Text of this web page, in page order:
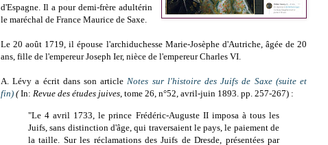
d'Espagne. Il a pour demi-frère adultérin
le maréchal de France Maurice de Saxe.
Le 20 août 1719, il épouse l'archiduchesse Marie-Josèphe d'Autriche, âgée de 20
ans, fille de l'empereur Joseph Ier, nièce de l'empereur Charles VI.
A. Lévy a écrit dans son articleNotes sur l'histoire des Juifs de Saxe (suite et
fin) (In: Revue des études juives, tome 26, n°52, avril-juin 1893. pp. 257-267) :
"Le 4 avril 1733, le prince Frédéric-Auguste II imposa à tous les
Juifs, sans distinction d'âge, qui traversaient le pays, le paiement de
la taille. Sur les réclamations des Juifs de Dresde, présentées par